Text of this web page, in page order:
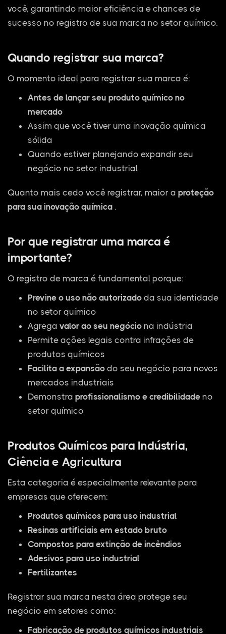
você, garantindo maior eficiência e chances de
sucesso no registro de sua marca no setor químico.
Quando registrar sua marca?
O momento ideal para registrar sua marca é:
Antes de lançar seu produto químico no
mercado
Assim que você tiver uma inovação química
sólida
Quando estiver planejando expandir seu
negócio no setor industrial
Quanto mais cedo você registrar, maior a proteção
para sua inovação química .
Por que registrar uma marca é
importante?
O registro de marca é fundamental porque:
Previne o uso não autorizado da sua identidade
no setor químico
Agrega valor ao seu negócio na indústria
Permite ações legais contra infrações de
produtos químicos
Facilita a expansão do seu negócio para novos
mercados industriais
Demonstra profissionalismo e credibilidade no
setor químico
Produtos Químicos para Indústria,
Ciência e Agricultura
Esta categoria é especialmente relevante para
empresas que oferecem:
Produtos químicos para uso industrial
Resinas artificiais em estado bruto
Compostos para extinção de incêndios
Adesivos para uso industrial
Fertilizantes
Registrar sua marca nesta área protege seu
negócio em setores como:
Fabricação de produtos químicos industriais